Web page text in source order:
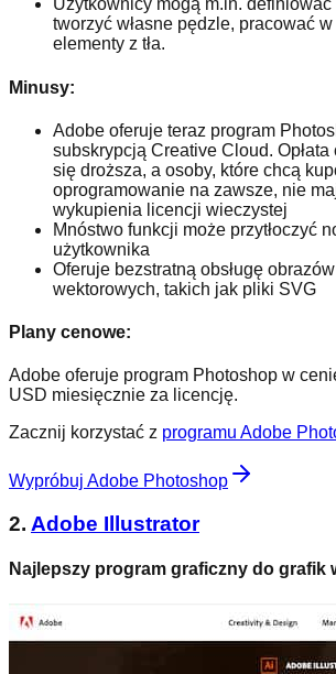
Użytkownicy mogą m.in. definiować
tworzyć własne pędzle, pracować
elementy z tła.
Minusy:
Adobe oferuje teraz program
subskrypcją Creative Cloud.
się droższa, a osoby, które chcą
oprogramowanie na zawsze, nie
wykupienia licencji wieczystej
Mnóstwo funkcji może przytłoczyć
użytkownika
Oferuje bezstratną obsługę
wektorowych, takich jak pliki SVG
Plany cenowe:
Adobe oferuje program Photoshop w
USD miesięcznie za licencję.
Zacznij korzystać z programu Adobe
Wypróbuj Adobe Photoshop
2. Adobe Illustrator
Najlepszy program graficzny do grafik